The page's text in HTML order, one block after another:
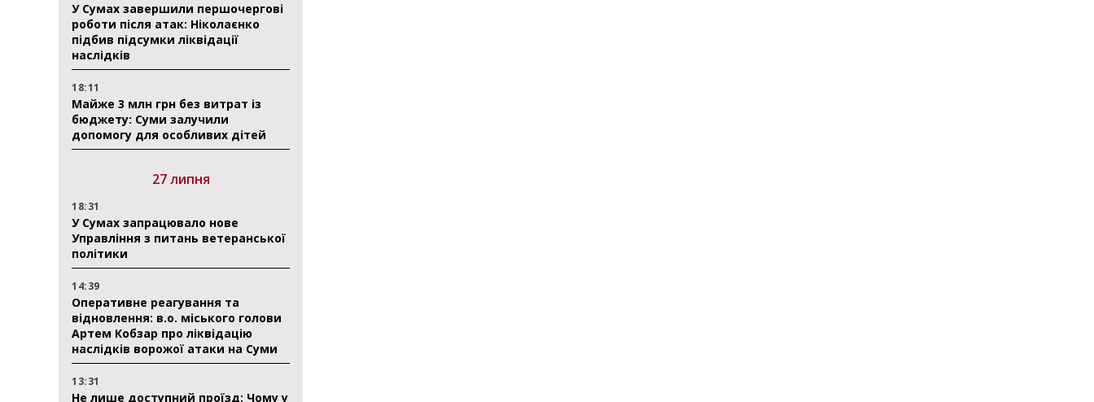
У Сумах завершили першочергові
роботи після атак: Ніколаєнко
підбив підсумки ліквідації
наслідків
18:11
Майже 3 млн грн без витрат із
бюджету: Суми залучили
допомогу для особливих дітей
27 липня
18:31
У Сумах запрацювало нове
Управління з питань ветеранської
політики
14:39
Оперативне реагування та
відновлення: в.о. міського голови
Артем Кобзар про ліквідацію
наслідків ворожої атаки на Суми
13:31
Не лише доступний проїзд: Чому у